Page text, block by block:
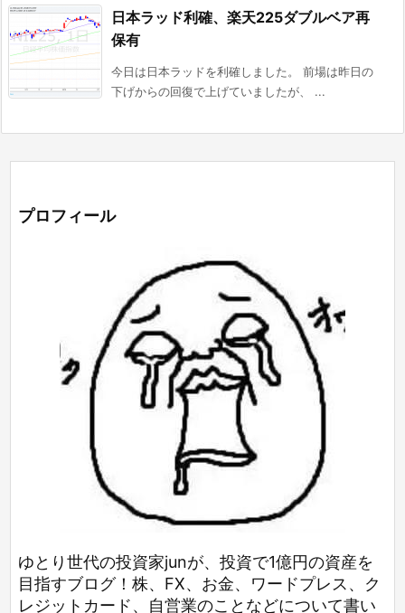
日本ラッド利確、楽天225ダブルベア再
保有
今日は日本ラッドを利確しました。 前場は昨日の
下げからの回復で上げていましたが、 ...
プロフィール
ゆとり世代の投資家junが、投資で1億円の資産を
目指すブログ！株、FX、お金、ワードプレス、ク
レジットカード、自営業のことなどについて書い